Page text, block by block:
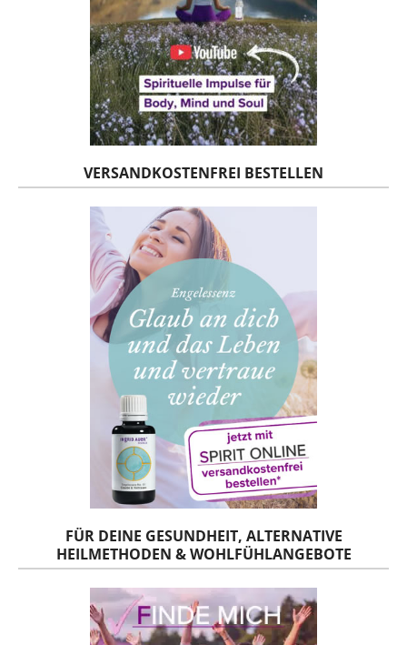
VERSANDKOSTENFREI BESTELLEN
FÜR DEINE GESUNDHEIT, ALTERNATIVE
HEILMETHODEN & WOHLFÜHLANGEBOTE